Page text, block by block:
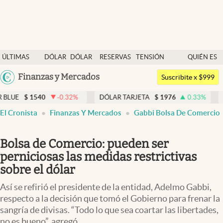
ÚLTIMAS
NOTICIAS
DÓLAR
DÓLAR
RESERVAS
TENSIÓN
GEOPOLÍTICA
QUIÉN ES
QUIÉN
Argentina
Finanzas y Mercados
Dólar
Members
Economía y Política
Finanzas y Mercados
Negocios
Columnistas
Otras secciones
Apertura
Suscribite x $999
-0.32% DÓLAR TARJETA $ 1976 0.33% DÓLAR MEP
El Cronista Finanzas Y Mercados Gabbi Bolsa De Comercio
Bolsa de Comercio: pueden ser
perniciosas las medidas restrictivas
sobre el dólar
Así se refirió el presidente de la entidad, Adelmo Gabbi,
respecto a la decisión que tomó el Gobierno para frenar la
sangría de divisas. “Todo lo que sea coartar las libertades,